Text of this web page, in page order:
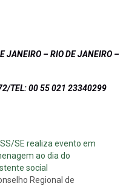
JANEIRO – RIO DE JANEIRO –
TEL: 00 55 021 23340299
SE realiza evento em
ao dia do
social
Regional de